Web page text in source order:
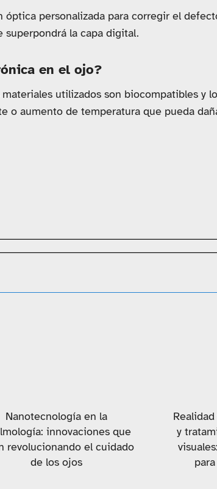
personalizada para corregir el
superpondrá la capa digital.
en el ojo?
utilizados son biocompatibles y
o aumento de temperatura que pueda
Nanotecnología en la
innovaciones que
revolucionando el cuidado
de los ojos
y